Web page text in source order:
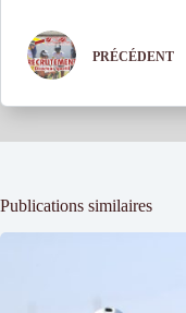
PRÉCÉDENT
Publications similaires